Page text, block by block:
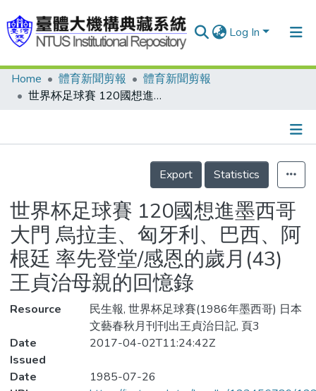
Log In
Communities & Collections
Statistics
Home 體育新聞剪報
體育新聞剪報
世界杯足球賽 120國想進墨西哥大門 烏拉圭、匈牙利、巴西、阿根廷 率先登堂/感恩的歲月(43) 王貞治母親的回憶錄
Details
Export
Statistics
世界杯足球賽 120國想進墨西哥
大門 烏拉圭、匈牙利、巴西、阿
根廷 率先登堂/感恩的歲月(43)
王貞治母親的回憶錄
Resource
民生報, 世界杯足球賽(1986年墨西哥) 日本
文藝春秋月刊刊出王貞治日記, 頁3
Date
Issued
2017-04-02T11:24:42Z
Date
1985-07-26